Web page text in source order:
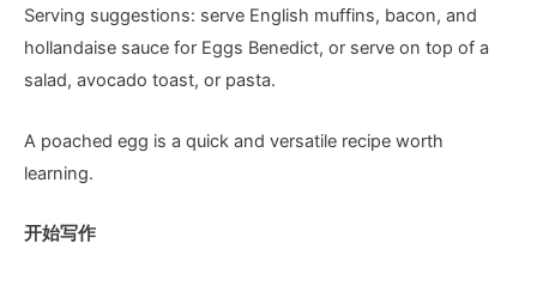
Serving suggestions: serve English muffins, bacon, and
hollandaise sauce for Eggs Benedict, or serve on top of a
salad, avocado toast, or pasta.
A poached egg is a quick and versatile recipe worth
learning.
开始写作